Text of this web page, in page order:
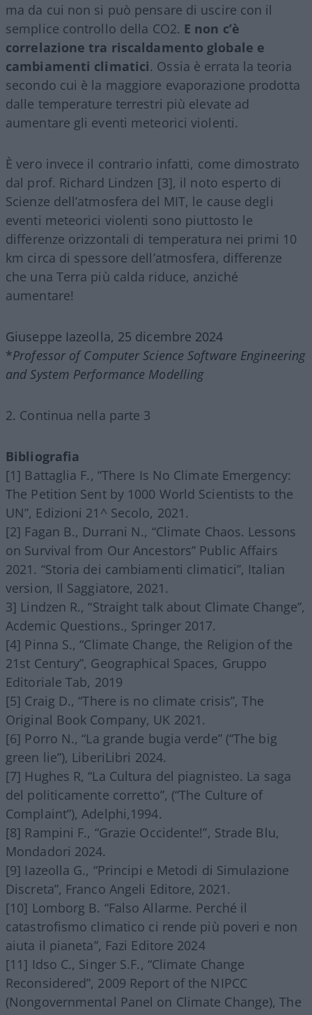
ma da cui non si può pensare di uscire con il
semplice controllo della CO2. E non c’è
correlazione tra riscaldamento globale e
cambiamenti climatici. Ossia è errata la teoria
secondo cui è la maggiore evaporazione prodotta
dalle temperature terrestri più elevate ad
aumentare gli eventi meteorici violenti.
È vero invece il contrario infatti, come dimostrato
dal prof. Richard Lindzen [3], il noto esperto di
Scienze dell’atmosfera del MIT, le cause degli
eventi meteorici violenti sono piuttosto le
differenze orizzontali di temperatura nei primi 10
km circa di spessore dell’atmosfera, differenze
che una Terra più calda riduce, anziché
aumentare!
Giuseppe Iazeolla, 25 dicembre 2024
*Professor of Computer Science Software Engineering
and System Performance Modelling
2. Continua nella parte 3
Bibliografia
[1] Battaglia F., “There Is No Climate Emergency:
The Petition Sent by 1000 World Scientists to the
UN”, Edizioni 21^ Secolo, 2021.
[2] Fagan B., Durrani N., “Climate Chaos. Lessons
on Survival from Our Ancestors” Public Affairs
2021. “Storia dei cambiamenti climatici”, Italian
version, Il Saggiatore, 2021.
3] Lindzen R., “Straight talk about Climate Change”,
Acdemic Questions., Springer 2017.
[4] Pinna S., “Climate Change, the Religion of the
21st Century”, Geographical Spaces, Gruppo
Editoriale Tab, 2019
[5] Craig D., “There is no climate crisis”, The
Original Book Company, UK 2021.
[6] Porro N., “La grande bugia verde” (“The big
green lie”), LiberiLibri 2024.
[7] Hughes R, “La Cultura del piagnisteo. La saga
del politicamente corretto”, (“The Culture of
Complaint”), Adelphi,1994.
[8] Rampini F., “Grazie Occidente!”, Strade Blu,
Mondadori 2024.
[9] Iazeolla G., “Principi e Metodi di Simulazione
Discreta”, Franco Angeli Editore, 2021.
[10] Lomborg B. “Falso Allarme. Perché il
catastrofismo climatico ci rende più poveri e non
aiuta il pianeta”, Fazi Editore 2024
[11] Idso C., Singer S.F., “Climate Change
Reconsidered”, 2009 Report of the NIPCC
(Nongovernmental Panel on Climate Change), The